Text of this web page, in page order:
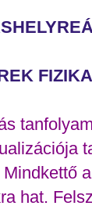
hat.